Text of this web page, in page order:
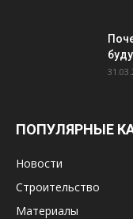
ПОПУЛЯРНЫЕ
Новости
Строительство
Материалы